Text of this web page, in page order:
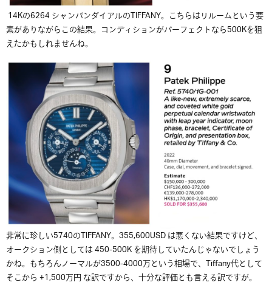
14Kの6264 シャンパンダイアルのTIFFANY。こちらはリルームという要
素がありながらこの結果。コンディションがパーフェクトなら500Kを狙
えたかもしれませんね。
非常に珍しい5740のTIFFANY。355,600USD は悪くない結果ですけど、
オークション側としては 450-500K を期待していたんじゃないでしょう
かね。もちろんノーマルが3500-4000万という相場で、Tiffany代として
そこから +1,500万円 な訳ですから、十分な評価とも言える訳ですが。